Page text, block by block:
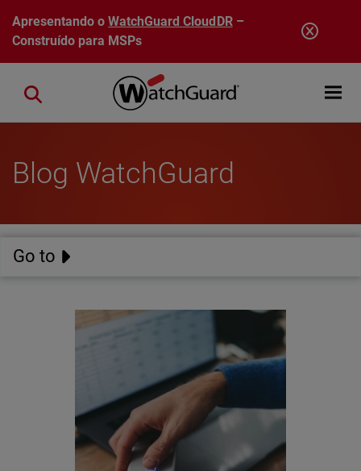
Pular para o conteúdo principal
Apresentando oWatchGuard CloudDR–
Construído para MSPs
Open
Close search
Blog WatchGuard
Go to